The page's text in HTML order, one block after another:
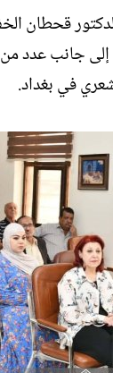
قحطان
جانب عدد من
في بغداد.